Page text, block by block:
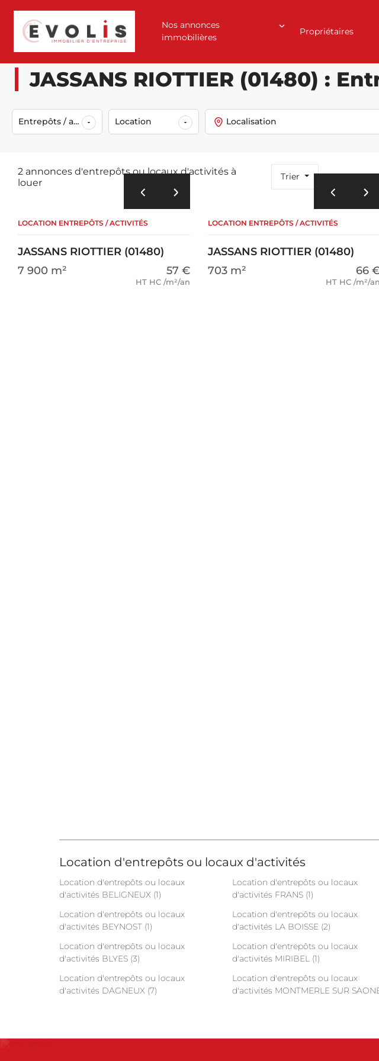
Nos annonces
immobilières
Propriétaires
JASSANS RIOTTIER (01480) :
Entrepôts / activités Location Localisation
2 annonces d'entrepôts ou locaux d'activités à
louer
Trier
LOCATION ENTREPÔTS / ACTIVITÉS
JASSANS RIOTTIER (01480)
7 900 m²
57 €
HT HC /m²/an
LOCATION ENTREPÔTS / ACTIVITÉS
JASSANS RIOTTIER (01480)
703 m²
66
HT HC /m²/an
Location d'entrepôts ou locaux d'activités
Location d'entrepôts ou locaux
d'activités BELIGNEUX (1)
Location d'entrepôts ou locaux
d'activités BEYNOST (1)
Location d'entrepôts ou locaux
d'activités BLYES (3)
Location d'entrepôts ou locaux
d'activités DAGNEUX (7)
Location d'entrepôts ou locaux
d'activités FRANS (1)
Location d'entrepôts ou locaux
d'activités LA BOISSE (2)
Location d'entrepôts ou locaux
d'activités MIRIBEL (1)
Location d'entrepôts ou locaux
d'activités MONTMERLE SUR